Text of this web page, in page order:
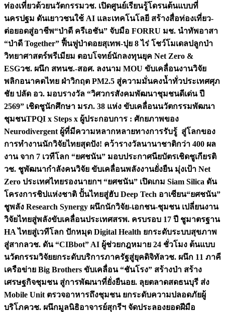
ท่องเที่ยวด้วยนวัตกรรมวช. เปิดศูนย์เรียนรู้โดรนต้นแบบที่
นครปฐม ดันเยาวชนใช้ AI และเทคโนโลยี สร้างสื่อท่องเที่ยว-
ต่อยอดสู่อาชีพ“ป่าดี ครีเอชัน” จับมือ FORRU มช. นำทัพอาสา
“ป่าดี Together” ฟื้นฟูป่าดอยสุเทพ-ปุย 8 ไร่ โชว์โมเดลปลูกป่า
วิทยาศาสตร์พรีเมียม ตอบโจทย์นักลงทุนยุค Net Zero &
ESGวช. ผนึก สทนช.-สอศ. ลงนาม MOU ขับเคลื่อนงานวิจัย
พลิกอนาคตไทย ฝ่าวิกฤต PM2.5 สู่ความมั่นคงน้ำทั่วประเทศศุภ
ชัย ปลัด อว. มอบรางวัล “วิศวกรสังคมพัฒนาชุมชนดีเด่น ปี
2569” เชิดชูนักศึกษา มรภ. 38 แห่ง ขับเคลื่อนนวัตกรรมพัฒนา
ชุมชนTPQI x Steps x ผู้ประกอบการ : ศักยภาพของ
Neurodivergent ผู้ที่มีความหลากหลายทางการรับรู้ สู่โลกของ
การทำงานนักวิจัยไทยสุดปัง! คว้ารางวัลนานาชาติกว่า 400 ผล
งาน จาก 7 เวทีโลก “ยศชนัน” มอบประกาศนียบัตรเชิดชูเกียรติ
วช. ชูพัฒนากำลังคนวิจัย ขับเคลื่อนพลังงานยั่งยืน มุ่งเป้า Net
Zero ประเทศไทยรองนายกฯ “ยศชนัน” เปิดเกม Siam Silica ดัน
โครงการชิปแห่งชาติ ปั้นไทยสู่ฮับ Deep Tech อาเซียน“ยศชนัน”
ชูพลัง Research Synergy ผนึกนักวิจัย-เอกชน-ชุมชน เปลี่ยนงาน
วิจัยไทยสู่พลังขับเคลื่อนประเทศสรพ. ครบรอบ 17 ปี ชูมาตรฐาน
HA ไทยสู่เวทีโลก ปักหมุด Digital Health ยกระดับระบบสุขภาพ
สู่สากลวช. ดัน “CIBbot” AI ผู้ช่วยกฎหมาย 24 ชั่วโมง ต้นแบบ
นวัตกรรมวิจัยยกระดับบริการภาครัฐสู่ยุคดิจิทัลวช. ผนึก 11 ภาคี
เครือข่าย Big Brothers ขับเคลื่อน “ชันโรง” สร้างป่า สร้าง
เศรษฐกิจชุมชน สู่การพัฒนาที่ยั่งยืนอย. ลุยตลาดสดธนบุรี ส่ง
Mobile Unit ตรวจอาหารถึงชุมชน ยกระดับความปลอดภัยผู้
บริโภควช. ผนึกมูลนิธิอาจารย์สุกรีฯ จัดประลองยอดฝีมือ